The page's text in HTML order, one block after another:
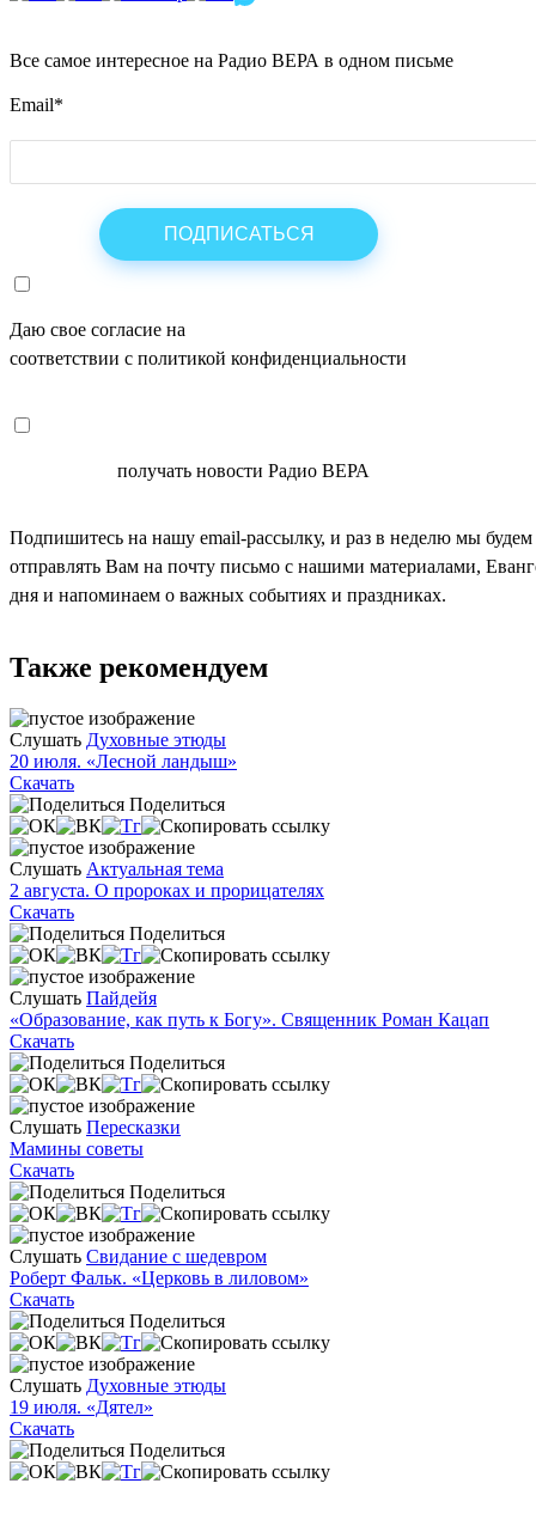
Все самое интересное на Радио ВЕРА в одном письме
Email*
Даю свое согласие на
соответствии с политикой конфиденциальности
получать новости Радио ВЕРА
Подпишитесь на нашу email-рассылку, и раз в неделю мы будем
отправлять Вам на почту письмо с нашими материалами,
дня и напоминаем о важных событиях и праздниках.
Также рекомендуем
Слушать Духовные этюды
20 июля. «Лесной ландыш»
Скачать
Поделиться
Слушать Актуальная тема
2 августа. О пророках и прорицателях
Скачать
Поделиться
Слушать Пайдейя
«Образование, как путь к Богу». Священник Роман Кацап
Скачать
Поделиться
Слушать Пересказки
Мамины советы
Скачать
Поделиться
Слушать Свидание с шедевром
Роберт Фальк. «Церковь в лиловом»
Скачать
Поделиться
Слушать Духовные этюды
19 июля. «Дятел»
Скачать
Поделиться